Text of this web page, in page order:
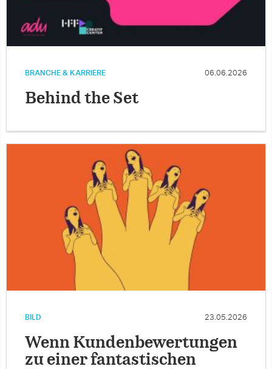
BRANCHE & KARRIERE 06.06.2026
Behind the Set
BILD 23.05.2026
Wenn Kundenbewertungen
zu einer fantastischen